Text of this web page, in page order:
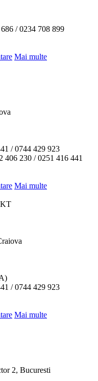
/ 0234 708 899
Mai multe
/ 0744 429 923
406 230 / 0251 416 441
Mai multe
/ 0744 429 923
Mai multe
2, Bucuresti